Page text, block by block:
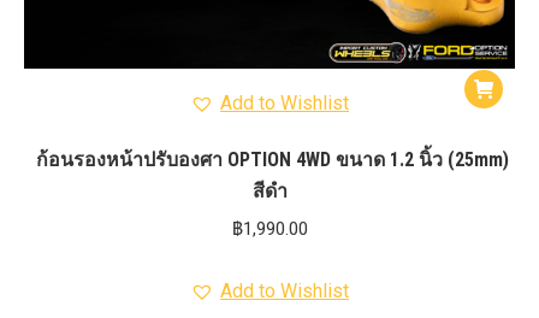
Add to Wishlist
ก้อนรองหน้าปรับองศา OPTION 4WD ขนาด 1.2 นิ้ว (25mm)
สีดำ
฿1,990.00
Add to Wishlist